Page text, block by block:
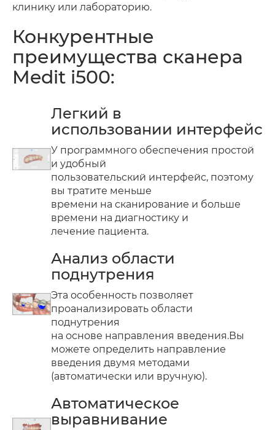
клинику или лабораторию.
Конкурентные
преимущества сканера
Medit i500:
Легкий в
использовании интерфейс
У программного обеспечения простой
и удобный
пользовательский интерфейс, поэтому
вы тратите меньше
времени на сканирование и больше
времени на диагностику и
лечение пациента.
Анализ области
поднутрения
Эта особенность позволяет
проанализировать области
поднутрения
на основе направления введения.Вы
можете определить направление
введения двумя методами
(автоматически или вручную).
Автоматическое
выравнивание